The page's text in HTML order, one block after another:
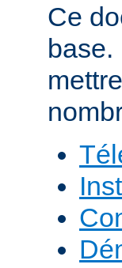
Ce
base.